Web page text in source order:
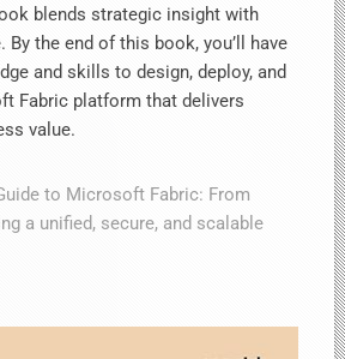
blends strategic insight with
By the end of this book, you’ll have
and skills to design, deploy, and
Fabric platform that delivers
value.
to Microsoft Fabric: From
a unified, secure, and scalable